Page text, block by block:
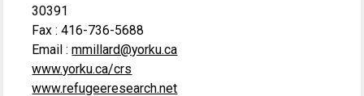
30391
Fax : 416-736-5688
Email :mmillard@yorku.ca
www.yorku.ca/crs
www.refugeeresearch.net